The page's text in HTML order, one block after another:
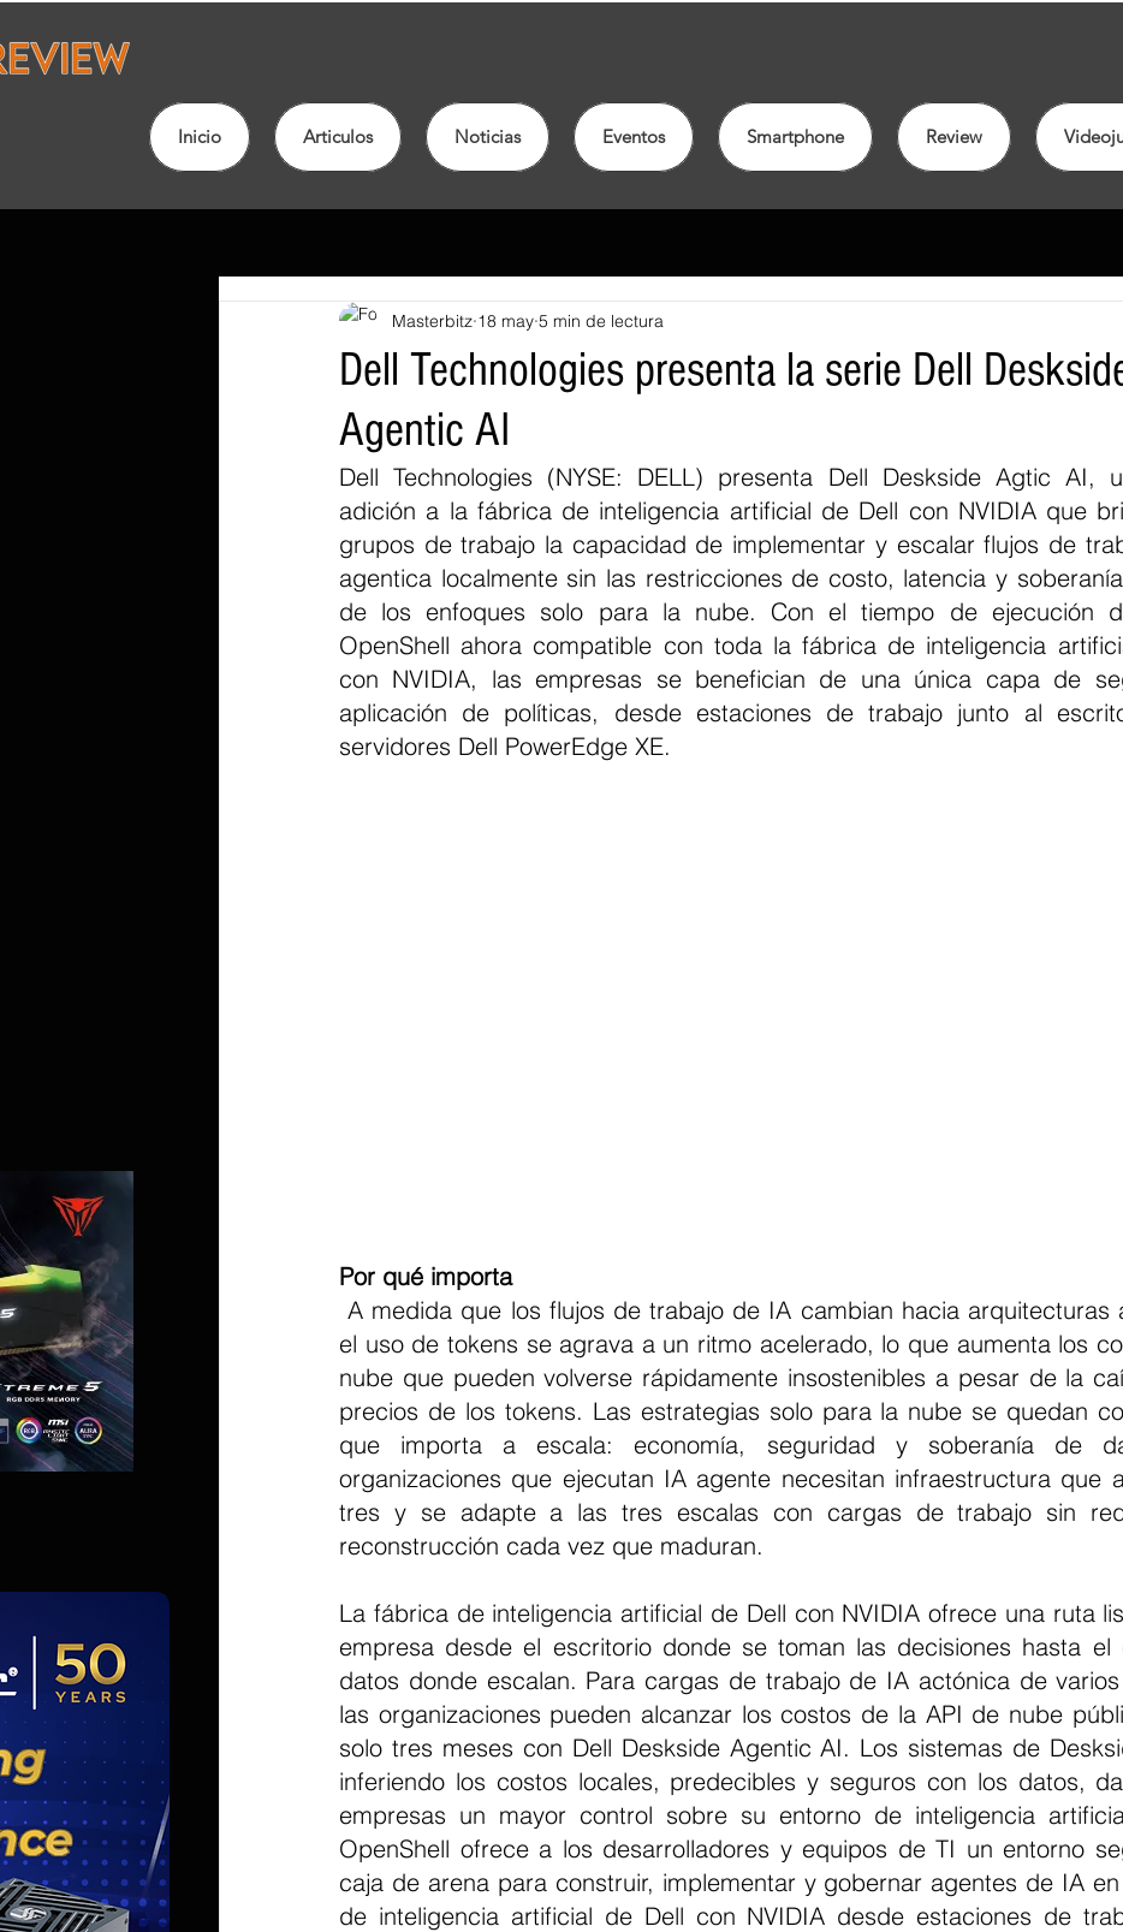
Inicio Articulos Noticias Eventos Smartphone Review
Dell Technologies presenta la serie Dell
Agentic AI
Masterbitz 18 may 5 min de lectura
Dell Technologies (NYSE: DELL) presenta Dell Deskside Agtic AI,
adición a la fábrica de inteligencia artificial de Dell con NVIDIA que
grupos de trabajo la capacidad de implementar y escalar flujos de
agentica localmente sin las restricciones de costo, latencia y
de los enfoques solo para la nube. Con el tiempo de ejecución
OpenShell ahora compatible con toda la fábrica de inteligencia
con NVIDIA, las empresas se benefician de una única capa de
aplicación de políticas, desde estaciones de trabajo junto al
servidores Dell PowerEdge XE.
Por qué importa
A medida que los flujos de trabajo de IA cambian hacia arquitecturas actónicas,
el uso de tokens se agrava a un ritmo acelerado, lo que aumenta los
nube que pueden volverse rápidamente insostenibles a pesar de la
precios de los tokens. Las estrategias solo para la nube se quedan
que importa a escala: economía, seguridad y soberanía de
organizaciones que ejecutan IA agente necesitan infraestructura que
tres y se adapte a las tres escalas con cargas de trabajo sin
reconstrucción cada vez que maduran.
La fábrica de inteligencia artificial de Dell con NVIDIA ofrece una ruta
empresa desde el escritorio donde se toman las decisiones hasta el
datos donde escalan. Para cargas de trabajo de IA actónica de
las organizaciones pueden alcanzar los costos de la API de nube
solo tres meses con Dell Deskside Agentic AI. Los sistemas de
inferiendo los costos locales, predecibles y seguros con los datos,
empresas un mayor control sobre su entorno de inteligencia
OpenShell ofrece a los desarrolladores y equipos de TI un entorno
caja de arena para construir, implementar y gobernar agentes de IA
de inteligencia artificial de Dell con NVIDIA desde estaciones de